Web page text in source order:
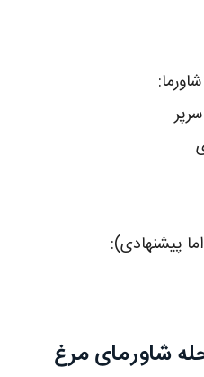
پیشنهادی):
شاورمای مرغ